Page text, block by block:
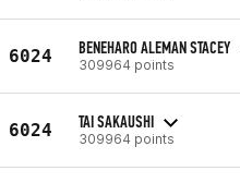
6024 BENEHARO ALEMAN STACEY
309964 points
6024 TAI SAKAUSHI
309964 points